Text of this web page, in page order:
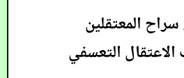
المعتقلين
التعسفي